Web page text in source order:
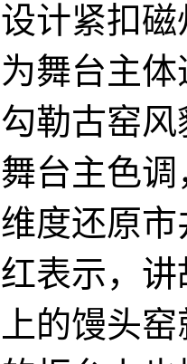
紧扣磁
舞台主
勒古窑
台主色
度还原
表示，
的馒头